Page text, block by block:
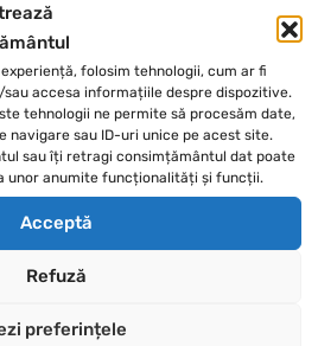
folosim tehnologii, cum ar fi
accesa informațiile despre dispozitive.
tehnologii ne permite să procesăm date,
navigare sau ID-uri unice pe acest site.
sau îți retragi consimțământul dat poate
unor anumite funcționalități și funcții.
Acceptă
Refuză
preferințele
– simplu, sigur și fără
DE CONTACT
bucuroșisăvă
a toa
Telefon: